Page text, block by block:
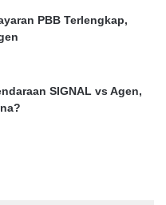
PBB Terlengkap,
SIGNAL vs Agen,